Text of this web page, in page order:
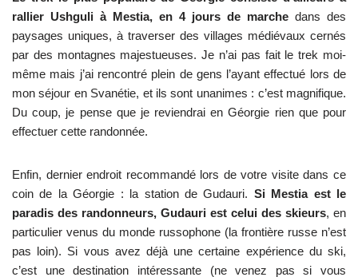
rallier Ushguli à Mestia, en 4 jours de marche dans des
paysages uniques, à traverser des villages médiévaux cernés
par des montagnes majestueuses. Je n’ai pas fait le trek moi-
même mais j’ai rencontré plein de gens l’ayant effectué lors de
mon séjour en Svanétie, et ils sont unanimes : c’est magnifique.
Du coup, je pense que je reviendrai en Géorgie rien que pour
effectuer cette randonnée.
Enfin, dernier endroit recommandé lors de votre visite dans ce
coin de la Géorgie : la station de Gudauri. Si Mestia est le
paradis des randonneurs, Gudauri est celui des skieurs, en
particulier venus du monde russophone (la frontière russe n’est
pas loin). Si vous avez déjà une certaine expérience du ski,
c’est une destination intéressante (ne venez pas si vous